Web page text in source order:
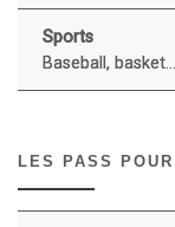
Sports
Baseball, basket...
LES PASS